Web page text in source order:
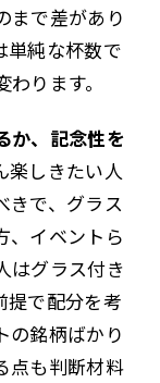
まで差があり
単純な杯数で
わります。
か、記念性を
楽しきたい人
きで、グラス
、イベントら
はグラス付き
提で配分を考
の銘柄ばかり
点も判断材料